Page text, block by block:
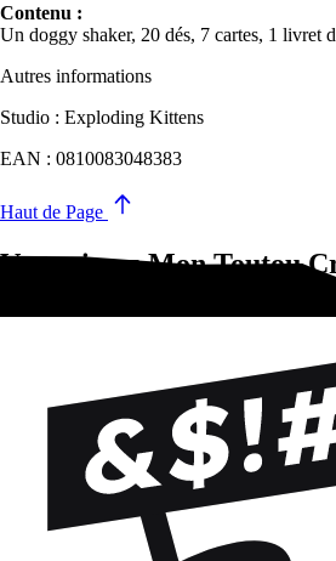
Contenu :
Un doggy shaker, 20 dés, 7 cartes, 1 livret
Autres informations
Studio : Exploding Kittens
EAN : 0810083048383
Haut de Page
Vous aimez Mon Toutou